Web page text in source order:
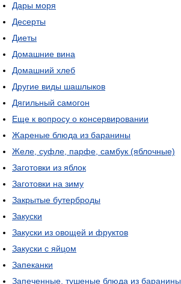
Дары моря
Десерты
Диеты
Домашние вина
Домашний хлеб
Другие виды шашлыков
Дягильный самогон
Еще к вопросу о консервировании
Жареные блюда из баранины
Желе, суфле, парфе, самбук (яблочные)
Заготовки из яблок
Заготовки на зиму
Закрытые бутерброды
Закуски
Закуски из овощей и фруктов
Закуски с яйцом
Запеканки
Запеченные, тушеные блюда из баранины